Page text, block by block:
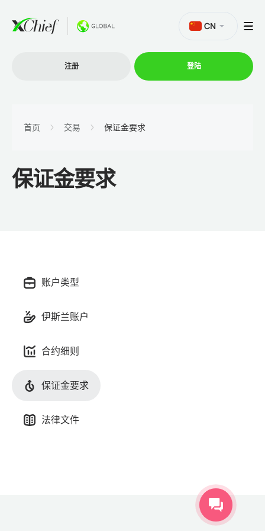
促销活动
CN
注册 登陆
首页 交易 保证金要求
保证金要求
账户类型
伊斯兰账户
合约细则
保证金要求
法律文件